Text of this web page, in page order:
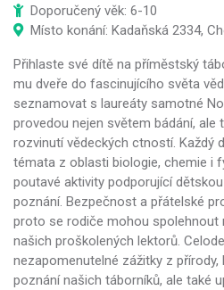
Doporučený věk: 6-10
Místo konání: Kadaňská 2334,
Přihlaste své dítě na příměstský
mu dveře do fascinujícího světa
seznamovat s laureáty samotné
provedou nejen světem bádání, ale
rozvinutí vědeckých ctností. Každý
témata z oblasti biologie, chemie i
poutavé aktivity podporující
poznání. Bezpečnost a přátelské
proto se rodiče mohou spolehnout
našich proškolených lektorů.
nezapomenutelné zážitky z
poznání našich táborníků, ale také